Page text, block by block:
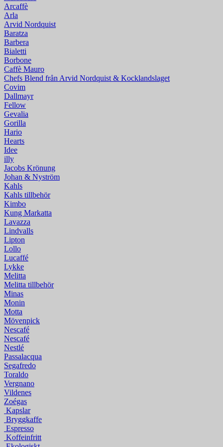
Arcaffè
Arla
Arvid Nordquist
Baratza
Barbera
Bialetti
Borbone
Caffè Mauro
Chefs Blend från Arvid Nordquist & Kocklandslaget
Covim
Dallmayr
Fellow
Gevalia
Gorilla
Hario
Hearts
Idee
illy
Jacobs Krönung
Johan & Nyström
Kahls
Kahls tillbehör
Kimbo
Kung Markatta
Lavazza
Lindvalls
Lipton
Lollo
Lucaffé
Lykke
Melitta
Melitta tillbehör
Minas
Monin
Motta
Mövenpick
Nescafé
Nescafé
Nestlé
Passalacqua
Segafredo
Toraldo
Vergnano
Vildenes
Zoégas
Kapslar
Bryggkaffe
Espresso
Koffeinfritt